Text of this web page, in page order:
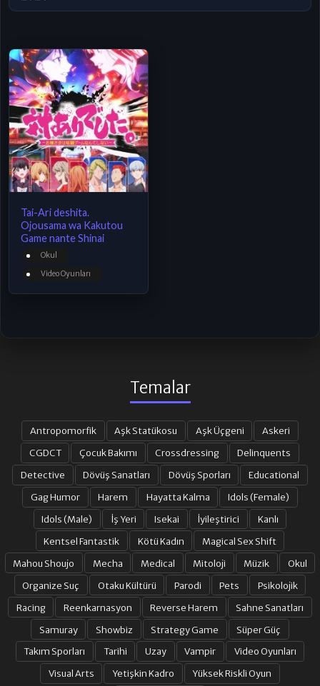
Tai-Ari deshita.
Ojousama wa Kakutou
Game nante Shinai
Okul
Video Oyunları
Temalar
Antropomorfik Aşk Statükosu Aşk Üçgeni
Askeri
CGDCT
Çocuk Bakımı Crossdressing
Delinquents
Detective
Dövüş Sanatları Dövüş Sporları
Educational
Gag Humor
Harem Hayatta Kalma
Idols (Female)
Idols (Male)
İş Yeri Isekai İyileştirici
Kanlı
Kentsel Fantastik
Kötü Kadın
Magical Sex Shift
Mahou Shoujo
Mecha Medical Mitoloji Müzik
Okul
Organize Suç
Otaku Kültürü Parodi Pets
Psikolojik
Racing
Reenkarnasyon Reverse Harem
Sahne Sanatları
Samuray
Showbiz Strategy Game
Süper Güç
Takım Sporları
Tarihi Uzay Vampir
Video Oyunları
Visual Arts
Yetişkin Kadro
Yüksek Riskli Oyun